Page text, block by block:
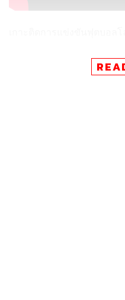
ติดตามรายงานสดการแข่ง
น่าสนใจในศึกฟุตบอลโลก